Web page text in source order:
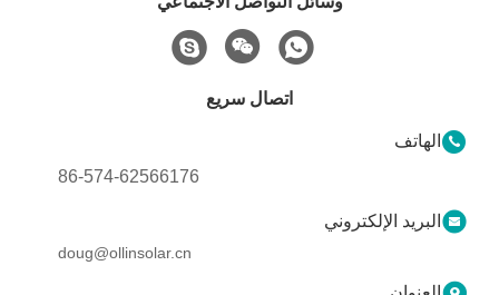
اتصال سريع
الهاتف
86-574-62566176
البريد الإلكتروني
doug@ollinsolar.cn